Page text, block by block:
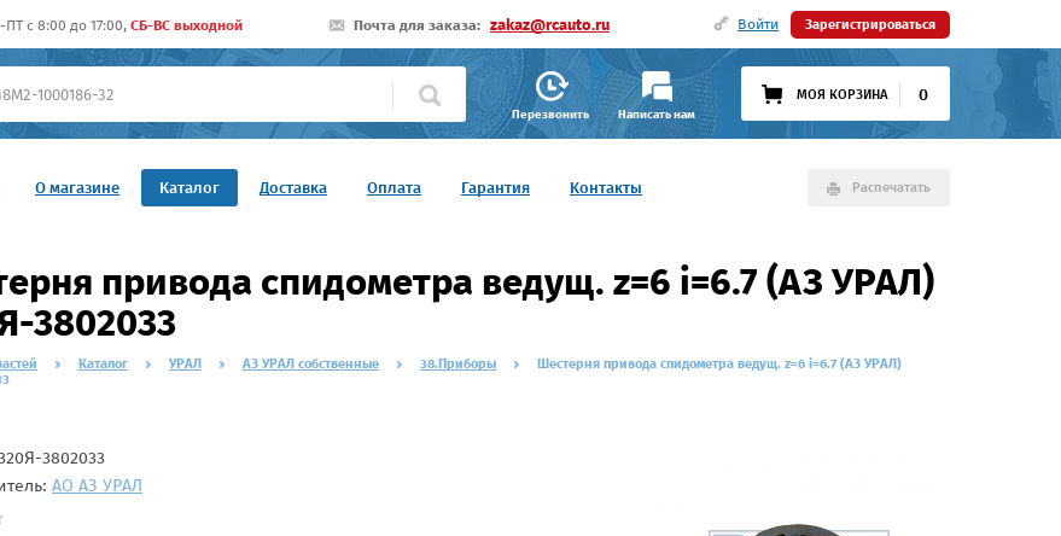
ПТ c 8:00 до 17:00, СБ-ВС выходной Почта для заказа: zakaz@rcauto.ru Войти Зарегистрироваться
Перезвонить Написать нам
МОЯ КОРЗИНА 0
О магазине Каталог Доставка Оплата Гарантия Контакты Распечатать
привода спидометра ведущ. z=6 i=6.7 (АЗ УРАЛ)
3802033
Каталог УРАЛ АЗ УРАЛ собственные 38.Приборы
Шестерня привода спидометра ведущ. z=6 i=6.7 (АЗ УРАЛ)
3802033
АО АЗ УРАЛ